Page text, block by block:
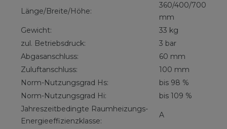
Länge/Breite/Höhe:
360/400/700
mm
Gewicht:
33 kg
zul. Betriebsdruck:
3 bar
Abgasanschluss:
60 mm
Zuluftanschluss:
100 mm
Norm-Nutzungsgrad Hs:
bis 98 %
Norm-Nutzungsgrad Hi:
bis 109 %
Jahreszeitbedingte Raumheizungs-
Energieeffizienzklasse:
A